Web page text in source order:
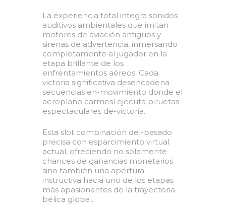
La experiencia total integra sonidos
auditivos ambientales que imitan
motores de aviación antiguos y
sirenas de advertencia, inmersando
completamente al jugador en la
etapa brillante de los
enfrentamientos aéreos. Cada
victoria significativa desencadena
secuencias en-movimiento donde el
aeroplano carmesí ejecuta piruetas
espectaculares de-victoria.
Esta slot combinación del-pasado
precisa con esparcimiento virtual
actual, ofreciendo no solamente
chances de ganancias monetarios
sino también una apertura
instructiva hacia uno de los etapas
más apasionantes de la trayectoria
bélica global.